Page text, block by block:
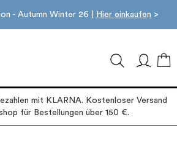
- Autumn Winter 26 | Hier einkaufen >
mit KLARNA. Kostenloser Versand
für Bestellungen über 150 €.